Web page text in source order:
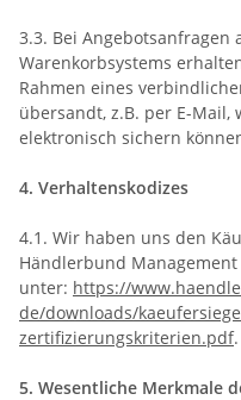
3.3. Bei Angebotsanfragen
Warenkorbsystems
Rahmen eines
übersandt, z.B. per E-Mail,
elektronisch sichern
4. Verhaltenskodizes
4.1. Wir haben uns den
Händlerbund
unter: https://
de/downloads/
zertifizierungskriterien.pdf.
5. Wesentliche Merkmale